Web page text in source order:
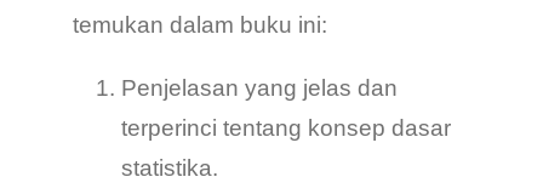
temukan dalam buku ini:
Penjelasan yang jelas dan
terperinci tentang konsep dasar
statistika.